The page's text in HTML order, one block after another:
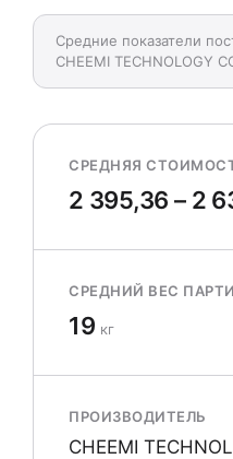
Средние показатели
CHEEMI TECHNOLOGY
СРЕДНЯЯ
2 395,36 – 2
СРЕДНИЙ ВЕС
19 кг
ПРОИЗВОДИТЕЛЬ
CHEEMI